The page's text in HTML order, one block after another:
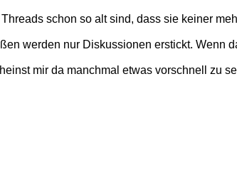
schon so alt sind, dass sie keiner
werden nur Diskussionen erstickt. Wenn
mir da manchmal etwas vorschnell zu